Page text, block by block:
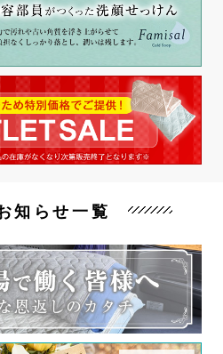
知らせ一覧